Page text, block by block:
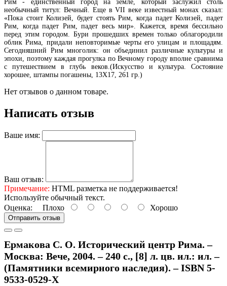
Рим - единственный город на земле, который заслужил столь
необычный титул: Вечный. Еще в VII веке известный монах сказал:
«Пока стоит Колизей, будет стоять Рим, когда падет Колизей, падет
Рим, когда падет Рим, падет весь мир». Кажется, время бессильно
перед этим городом. Бури прошедших времен только облагородили
облик Рима, придали неповторимые черты его улицам и площадям.
Сегодняшний Рим многолик: он объединил различные культуры и
эпохи, поэтому каждая прогулка по Вечному городу вполне сравнима
с путешествием в глубь веков.(Искусство и культура. Состояние
хорошее, штампы погашены, 13Х17, 261 гр.)
Нет отзывов о данном товаре.
Написать отзыв
Ваше имя:
Ваш отзыв:
Примечание: HTML разметка не поддерживается!
Используйте обычный текст.
Оценка: Плохо Хорошо
Отправить отзыв
Ермакова С. О. Исторический центр Рима. –
Москва: Вече, 2004. – 240 с., [8] л. цв. ил.: ил. –
(Памятники всемирного наследия). – ISBN 5-
9533-0529-X